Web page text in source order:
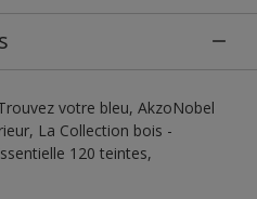
votre bleu, AkzoNobel
La Collection bois -
120 teintes,